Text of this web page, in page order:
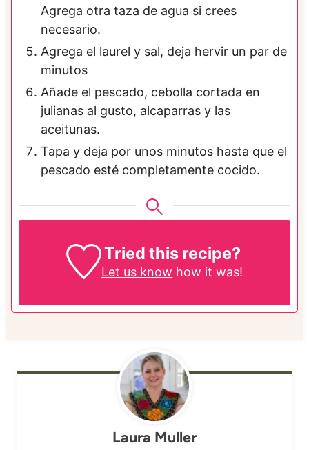
Agrega otra taza de agua si crees
necesario.
Agrega el laurel y sal, deja hervir un par de
minutos
Añade el pescado, cebolla cortada en
julianas al gusto, alcaparras y las
aceitunas.
Tapa y deja por unos minutos hasta que el
pescado esté completamente cocido.
Tried this recipe?
Let us know how it was!
Laura Muller